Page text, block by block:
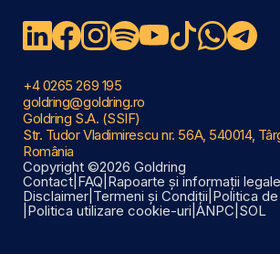
+4 0265 269 195
goldring@goldring.ro
Goldring S.A. (SSIF)
Str. Tudor Vladimirescu nr. 56A, 540014,
România
Copyright ©2026 Goldring
Contact FAQ Rapoarte și informații legale
Disclaimer Termeni și Condiții Politica
Politica utilizare cookie-uri ANPC SOL